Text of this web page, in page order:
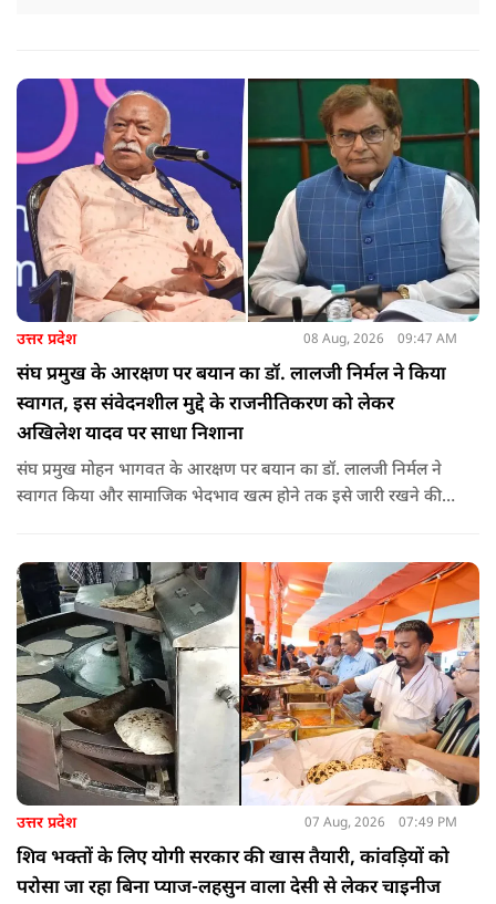
उत्तर प्रदेश 08 Aug, 2026 09:47 AM
संघ प्रमुख के आरक्षण पर बयान का डॉ. लालजी निर्मल ने किया
स्वागत, इस संवेदनशील मुद्दे के राजनीतिकरण को लेकर
अखिलेश यादव पर साधा निशाना
संघ प्रमुख मोहन भागवत के आरक्षण पर बयान का डॉ. लालजी निर्मल ने
स्वागत किया और सामाजिक भेदभाव खत्म होने तक इसे जारी रखने की
उत्तर प्रदेश 07 Aug, 2026 07:49 PM
शिव भक्तों के लिए योगी सरकार की खास तैयारी, कांवड़ियों को
परोसा जा रहा बिना प्याज-लहसुन वाला देसी से लेकर चाइनीज